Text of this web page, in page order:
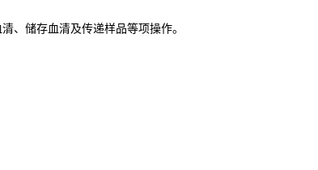
、储存血清及传递样品等项操作。